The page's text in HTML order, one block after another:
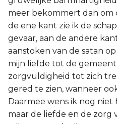
meer bekommert dan om
de ene kant zie ik de
gevaar, aan de andere
aanstoken van de satan
mijn liefde tot de
zorgvuldigheid tot zich
gered te zien, wanneer
Daarmee wens ik nog niet
maar de liefde en de zorg